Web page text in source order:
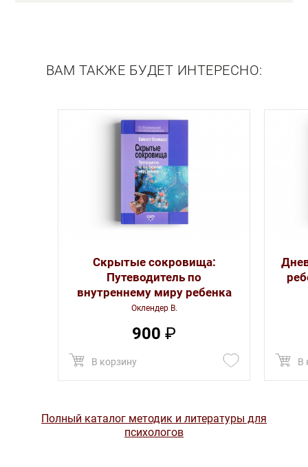
ВАМ ТАКЖЕ БУДЕТ ИНТЕРЕСНО:
Скрытые сокровища:
Путеводитель по
внутреннему миру ребенка
Оклендер В.
900 ₽
В корзину В
Полный каталог методик и литературы для
психологов